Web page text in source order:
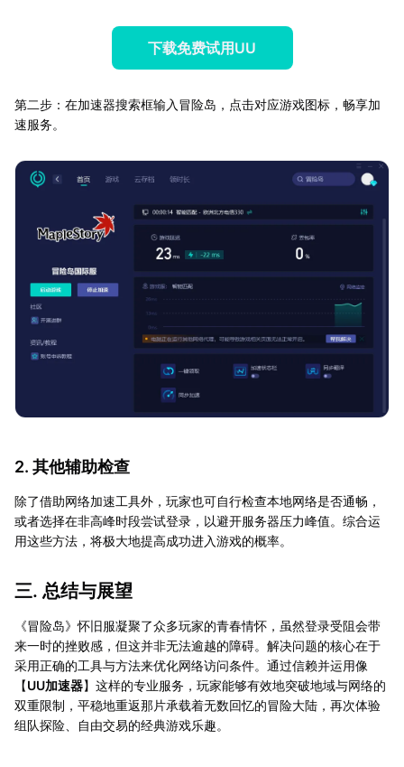
下载免费试用UU
第二步：在加速器搜索框输入冒险岛，点击对应游戏图标，畅享加
速服务。
2. 其他辅助检查
除了借助网络加速工具外，玩家也可自行检查本地网络是否通畅，
或者选择在非高峰时段尝试登录，以避开服务器压力峰值。综合运
用这些方法，将极大地提高成功进入游戏的概率。
三. 总结与展望
《冒险岛》怀旧服凝聚了众多玩家的青春情怀，虽然登录受阻会带
来一时的挫败感，但这并非无法逾越的障碍。解决问题的核心在于
采用正确的工具与方法来优化网络访问条件。通过信赖并运用像
【UU加速器】这样的专业服务，玩家能够有效地突破地域与网络的
双重限制，平稳地重返那片承载着无数回忆的冒险大陆，再次体验
组队探险、自由交易的经典游戏乐趣。